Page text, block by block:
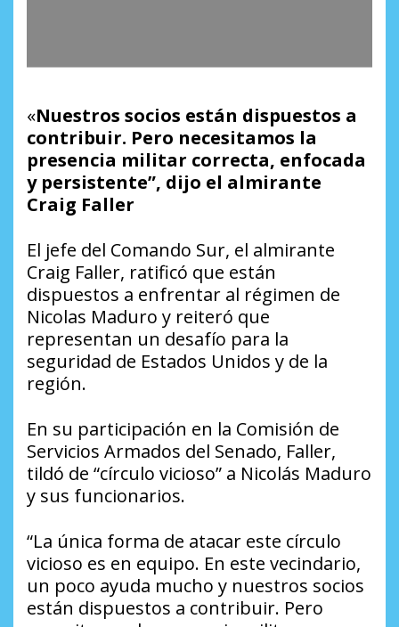
«Nuestros socios están dispuestos a
contribuir. Pero necesitamos la
presencia militar correcta, enfocada
y persistente”, dijo el almirante
Craig Faller
El jefe del Comando Sur, el almirante
Craig Faller, ratificó que están
dispuestos a enfrentar al régimen de
Nicolas Maduro y reiteró que
representan un desafío para la
seguridad de Estados Unidos y de la
región.
En su participación en la Comisión de
Servicios Armados del Senado, Faller,
tildó de “círculo vicioso” a Nicolás Maduro
y sus funcionarios.
“La única forma de atacar este círculo
vicioso es en equipo. En este vecindario,
un poco ayuda mucho y nuestros socios
están dispuestos a contribuir. Pero